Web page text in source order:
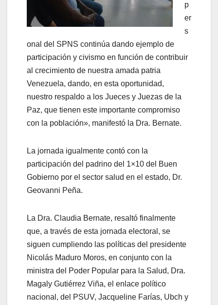
p
er
s
onal del SPNS continúa dando ejemplo de
participación y civismo en función de contribuir
al crecimiento de nuestra amada patria
Venezuela, dando, en esta oportunidad,
nuestro respaldo a los Jueces y Juezas de la
Paz, que tienen este importante compromiso
con la población», manifestó la Dra. Bernate.
La jornada igualmente contó con la
participación del padrino del 1×10 del Buen
Gobierno por el sector salud en el estado, Dr.
Geovanni Peña.
La Dra. Claudia Bernate, resaltó finalmente
que, a través de esta jornada electoral, se
siguen cumpliendo las políticas del presidente
Nicolás Maduro Moros, en conjunto con la
ministra del Poder Popular para la Salud, Dra.
Magaly Gutiérrez Viña, el enlace político
nacional, del PSUV, Jacqueline Farías, Ubch y